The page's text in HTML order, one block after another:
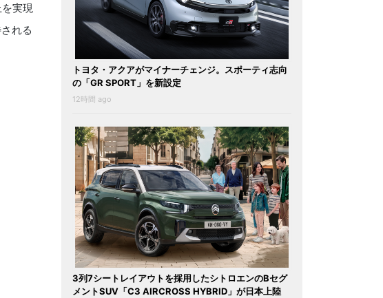
実現
れる
トヨタ・アクアがマイナーチェンジ。スポーティ志向
の「GR SPORT」を新設定
12時間 ago
3列7シートレイアウトを採用したシトロエンのBセグ
メントSUV「C3 AIRCROSS HYBRID」が日本上陸